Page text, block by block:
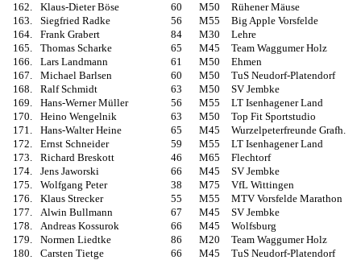
162.
Klaus-Dieter Böse 60 M50
Rühener Mäuse
163.
Siegfried Radke 56 M55
Big Apple Vorsfelde
164.
Frank Grabert 84 M30
Lehre
165.
Thomas Scharke 65 M45
Team Waggumer Holz
166.
Lars Landmann 61 M50
Ehmen
167.
Michael Barlsen 60 M50
TuS Neudorf-Platendorf
168.
Ralf Schmidt 63 M50
SV Jembke
169.
Hans-Werner Müller 56 M55
LT Isenhagener Land
170.
Heino Wengelnik 63 M50
Top Fit Sportstudio
171.
Hans-Walter Heine 65 M45
Wurzelpeterfreunde Grafh.
172.
Ernst Schneider 59 M55
LT Isenhagener Land
173.
Richard Breskott 46 M65
Flechtorf
174.
Jens Jaworski 66 M45
SV Jembke
175.
Wolfgang Peter 38 M75
VfL Wittingen
176.
Klaus Strecker 55 M55
MTV Vorsfelde Marathon
177.
Alwin Bullmann 67 M45
SV Jembke
178.
Andreas Kossurok 66 M45
Wolfsburg
179.
Normen Liedtke 86 M20
Team Waggumer Holz
180.
Carsten Tietge 66 M45
TuS Neudorf-Platendorf